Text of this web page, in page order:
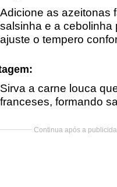
Adicione as azeitonas
salsinha e a cebolinha
ajuste o tempero
Sirva a carne louca
franceses, formando
Continua após a